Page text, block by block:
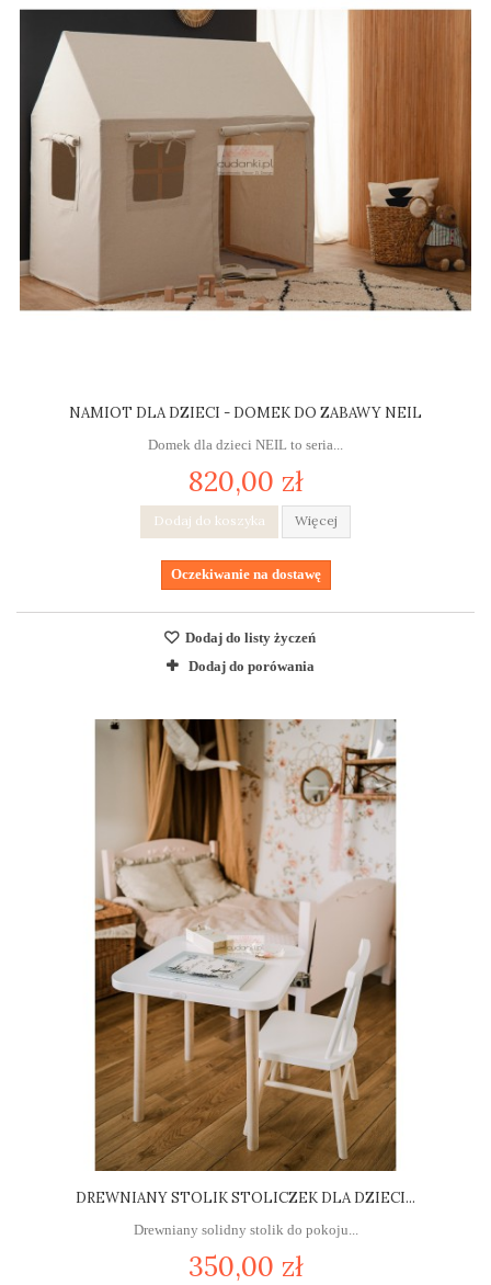
NAMIOT DLA DZIECI - DOMEK DO ZABAWY NEIL
Domek dla dzieci NEIL to seria...
820,00 zł
Dodaj do koszyka Więcej
Oczekiwanie na dostawę
Dodaj do listy życzeń
Dodaj do porówania
DREWNIANY STOLIK STOLICZEK DLA DZIECI...
Drewniany solidny stolik do pokoju...
350,00 zł